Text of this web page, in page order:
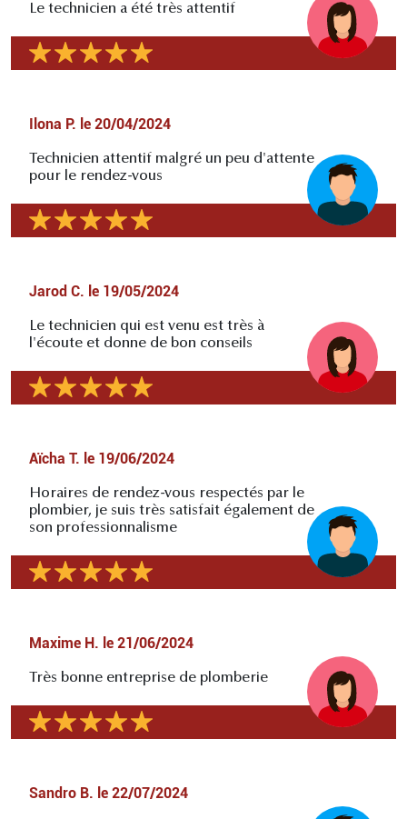
Le technicien a été très attentif
Ilona P. le 20/04/2024
Technicien attentif malgré un peu d'attente
pour le rendez-vous
Jarod C. le 19/05/2024
Le technicien qui est venu est très à
l'écoute et donne de bon conseils
Aïcha T. le 19/06/2024
Horaires de rendez-vous respectés par le
plombier, je suis très satisfait également de
son professionnalisme
Maxime H. le 21/06/2024
Très bonne entreprise de plomberie
Sandro B. le 22/07/2024